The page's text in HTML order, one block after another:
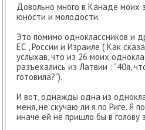
Довольно много в Канаде моих
юности и молодости.
Это помимо одноклассников и
ЕС , России и Израиле ( Как
услыхав, что из 26 моих
разъехались из Латвии : "40я,
готовила?").
И вот, однажды одна из
меня, не скучаю ли я по Риге. Я
иначе ей не пришло бы в голову